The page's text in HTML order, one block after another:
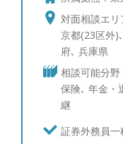
業界であるため
差別化していく
ードに加えて高
ができれば、お
確信しています
てお客様に正確
しています。ま
に偏るのは避け
対面相談エ
京都(23区外)
府､ 兵庫県
相談可能分野
保険､ 年金・
継
証券外務員一